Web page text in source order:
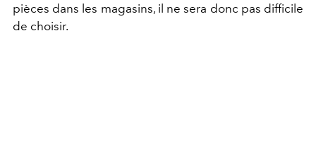
pièces dans les magasins, il ne sera donc pas difficile
de choisir.